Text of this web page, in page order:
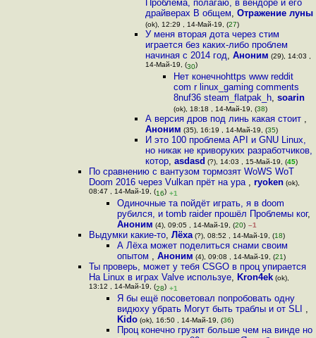
Проблема, полагаю, в вендоре и его
драйверах В общем, Отражение луны
(ok), 12:29 , 14-Май-19, (27)
У меня вторая дота через стим
играется без каких-либо проблем
начиная с 2014 год, Аноним (29), 14:03 ,
14-Май-19, (30)
Нет конечноhttps www reddit
com r linux_gaming comments
8nuf36 steam_flatpak_h, soarin
(ok), 18:18 , 14-Май-19, (38)
А версия дров под линь какая стоит ,
Аноним (35), 16:19 , 14-Май-19, (35)
И это 100 проблема API и GNU Linux,
но никак не криворуких разработчиков,
котор, asdasd (?), 14:03 , 15-Май-19, (45)
По сравнению с вантузом тормозят WoWS WoT
Doom 2016 через Vulkan прёт на ура , ryoken (ok),
08:47 , 14-Май-19, (16) +1
Одиночные та пойдёт играть, я в doom
рубился, и tomb raider прошёл Проблемы ког,
Аноним (4), 09:05 , 14-Май-19, (20) –1
Выдумки какие-то, Лёха (?), 08:52 , 14-Май-19, (18)
А Лёха может поделиться снами своим
опытом , Аноним (4), 09:08 , 14-Май-19, (21)
Ты проверь, может у тебя CSGO в проц упирается
На Linux в играх Valve используе, Kron4ek (ok),
13:12 , 14-Май-19, (28) +1
Я бы ещё посоветовал попробовать одну
видюху убрать Могут быть траблы и от SLI ,
Kido (ok), 16:50 , 14-Май-19, (36)
Проц конечно грузит больше чем на винде но